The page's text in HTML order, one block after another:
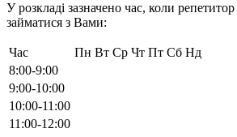
У розкладі зазначено час, коли
займатися з Вами:
Час Пн Вт Ср Чт Пт Сб Нд
8:00-9:00
9:00-10:00
10:00-11:00
11:00-12:00